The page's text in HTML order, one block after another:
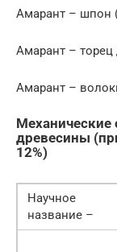
Амарант – шпон
Амарант – торец
Амарант –
Механические
древесины
12%)
Научное
название –